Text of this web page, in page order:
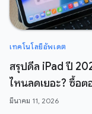
เทคโนโลยีอัพเดต
สรุปดีล iPad ปี
ไหนลดเยอะ? ซื้อ
มีนาคม 11, 2026